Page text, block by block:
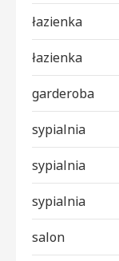
łazienka
łazienka
garderoba
sypialnia
sypialnia
sypialnia
salon